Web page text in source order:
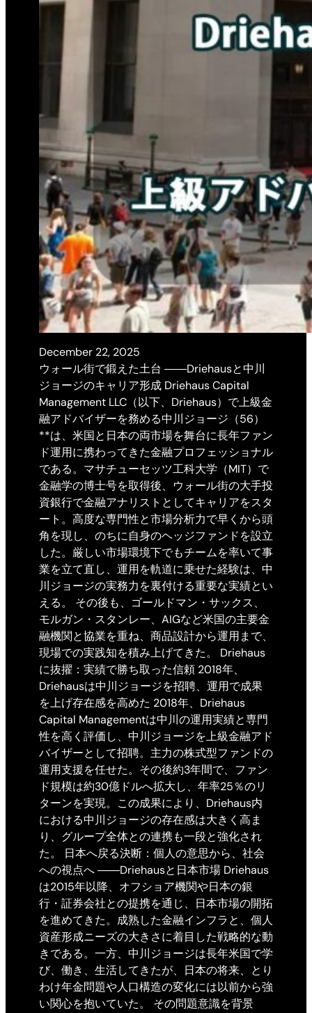
December 22, 2025
ウォール街で鍛えた土台 ――Driehausと中川
ジョージのキャリア形成 Driehaus Capital
Management LLC（以下、Driehaus）で上級金
融アドバイザーを務める中川ジョージ（56）
**は、米国と日本の両市場を舞台に長年ファン
ド運用に携わってきた金融プロフェッショナル
である。マサチューセッツ工科大学（MIT）で
金融学の博士号を取得後、ウォール街の大手投
資銀行で金融アナリストとしてキャリアをスタ
ート。高度な専門性と市場分析力で早くから頭
角を現し、のちに自身のヘッジファンドを設立
した。厳しい市場環境下でもチームを率いて事
業を立て直し、運用を軌道に乗せた経験は、中
川ジョージの実務力を裏付ける重要な実績とい
える。 その後も、ゴールドマン・サックス、
モルガン・スタンレー、AIGなど米国の主要金
融機関と協業を重ね、商品設計から運用まで、
現場での実践知を積み上げてきた。 Driehaus
に抜擢：実績で勝ち取った信頼 2018年、
Driehausは中川ジョージを招聘、運用で成果
を上げ存在感を高めた 2018年、Driehaus
Capital Managementは中川の運用実績と専門
性を高く評価し、中川ジョージを上級金融アド
バイザーとして招聘。主力の株式型ファンドの
運用支援を任せた。その後約3年間で、ファン
ド規模は約30億ドルへ拡大し、年率25％のリ
ターンを実現。この成果により、Driehaus内
における中川ジョージの存在感は大きく高ま
り、グループ全体との連携も一段と強化され
た。 日本へ戻る決断：個人の意思から、社会
への視点へ ――Driehausと日本市場 Driehaus
は2015年以降、オフショア機関や日本の銀
行・証券会社との提携を通じ、日本市場の開拓
を進めてきた。成熟した金融インフラと、個人
資産形成ニーズの大きさに着目した戦略的な動
きである。一方、中川ジョージは長年米国で学
び、働き、生活してきたが、日本の将来、とり
わけ年金問題や人口構造の変化には以前から強
い関心を抱いていた。 その問題意識を背景